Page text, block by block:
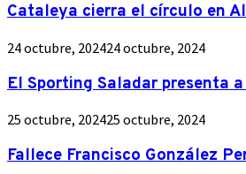
Cataleya cierra el círculo en
24 octubre, 202424 octubre, 2024
El Sporting Saladar presenta a
25 octubre, 202425 octubre, 2024
Fallece Francisco González